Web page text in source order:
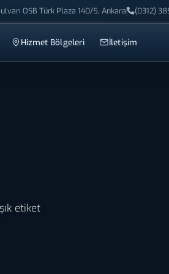
OSB Türk Plaza 140/5, Ankara (0312)
Hizmet Bölgeleri İletişim
etiket